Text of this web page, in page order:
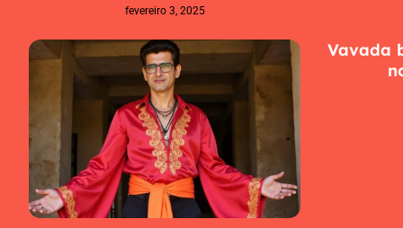
fevereiro 3, 2025
Vavada